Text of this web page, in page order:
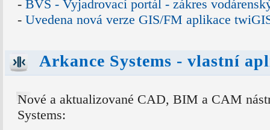
- BVS - Vyjadrovací portál - zákres
- Uvedena nová verze GIS/FM aplikace
Arkance Systems - vlastní
Nové a aktualizované CAD, BIM a CAM
Systems: